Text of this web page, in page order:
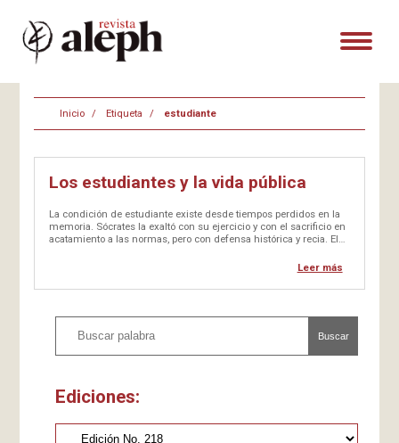
Inicio Etiqueta estudiante
Los estudiantes y la vida pública
La condición de estudiante existe desde tiempos perdidos en la
memoria. Sócrates la exaltó con su ejercicio y con el sacrificio en
acatamiento a las normas, pero con defensa histórica y recia. El
Leer más
Buscar
Ediciones: